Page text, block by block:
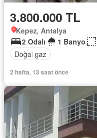
3.800.000 TL
Kepez, Antalya
2 Odalı
1 Banyo
Doğal gaz
2 hafta, 13 saat önce